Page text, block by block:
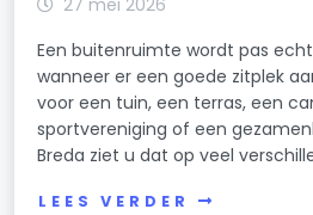
27 mei 2026
Een buitenruimte wordt pas
wanneer er een goede zitplek
voor een tuin, een terras, een
sportvereniging of een
Breda ziet u dat op veel
LEES VERDER